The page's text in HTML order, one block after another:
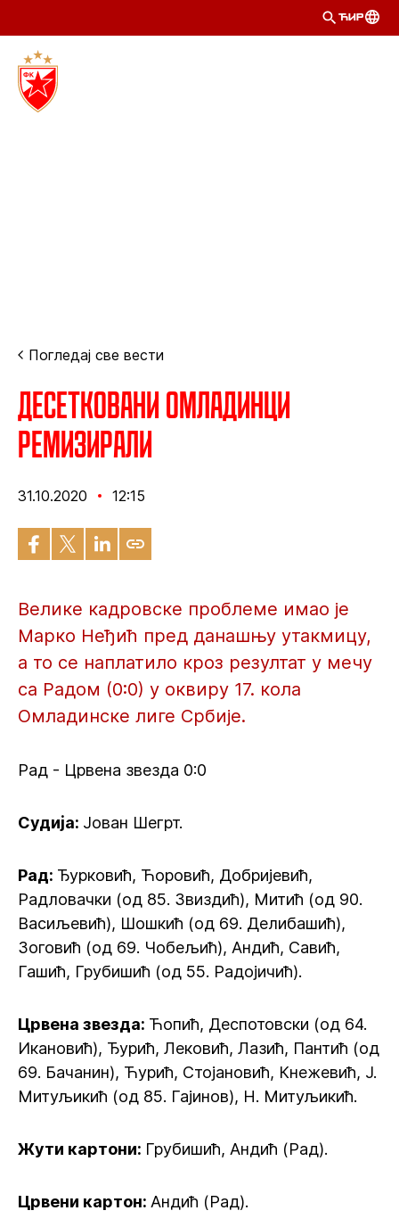
ЋИР
Погледај све вести
Десетковани омладинци
ремизирали
31.10.2020 12:15
Велике кадровске проблеме имао је
Марко Неђић пред данашњу утакмицу,
а то се наплатило кроз резултат у мечу
са Радом (0:0) у оквиру 17. кола
Омладинске лиге Србије.
Рад - Црвена звезда 0:0
Судија: Јован Шегрт.
Рад: Ђурковић, Ћоровић, Добријевић,
Радловачки (од 85. Звиздић), Митић (од 90.
Васиљевић), Шошкић (од 69. Делибашић),
Зоговић (од 69. Чобељић), Андић, Савић,
Гашић, Грубишић (од 55. Радојичић).
Црвена звезда: Ћопић, Деспотовски (од 64.
Икановић), Ђурић, Лековић, Лазић, Пантић (од
69. Бачанин), Ћурић, Стојановић, Кнежевић, Ј.
Митуљикић (од 85. Гајинов), Н. Митуљикић.
Жути картони: Грубишић, Андић (Рад).
Црвени картон: Андић (Рад).